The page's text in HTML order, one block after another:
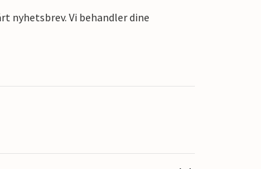
nyhetsbrev. Vi behandler dine